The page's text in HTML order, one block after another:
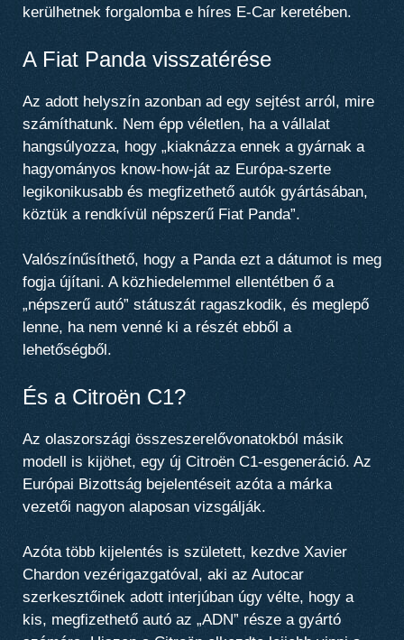
kerülhetnek forgalomba e híres E-Car keretében.
A Fiat Panda visszatérése
Az adott helyszín azonban ad egy sejtést arról, mire
számíthatunk. Nem épp véletlen, ha a vállalat
hangsúlyozza, hogy „kiaknázza ennek a gyárnak a
hagyományos know-how-ját az Európa-szerte
legikonikusabb és megfizethető autók gyártásában,
köztük a rendkívül népszerű Fiat Panda”.
Valószínűsíthető, hogy a Panda ezt a dátumot is meg
fogja újítani. A közhiedelemmel ellentétben ő a
„népszerű autó” státuszát ragaszkodik, és meglepő
lenne, ha nem venné ki a részét ebből a
lehetőségből.
És a Citroën C1?
Az olaszországi összeszerelővonatokból másik
modell is kijöhet, egy új Citroën C1-esgeneráció. Az
Európai Bizottság bejelentéseit azóta a márka
vezetői nagyon alaposan vizsgálják.
Azóta több kijelentés is született, kezdve Xavier
Chardon vezérigazgatóval, aki az Autocar
szerkesztőinek adott interjúban úgy vélte, hogy a
kis, megfizethető autó az „ADN” része a gyártó